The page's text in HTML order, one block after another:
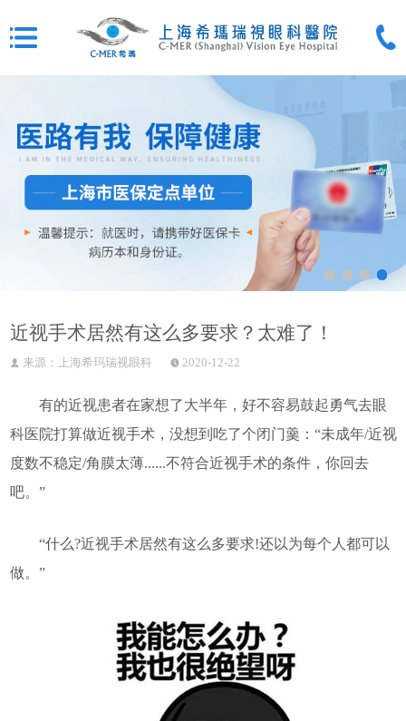
近视手术居然有这么多要求？太难了！
来源：上海希玛瑞视眼科 2020-12-22
有的近视患者在家想了大半年，好不容易鼓起勇气去眼
科医院打算做近视手术，没想到吃了个闭门羹：“未成年/近视
度数不稳定/角膜太薄......不符合近视手术的条件，你回去
吧。”
“什么?近视手术居然有这么多要求!还以为每个人都可以
做。”